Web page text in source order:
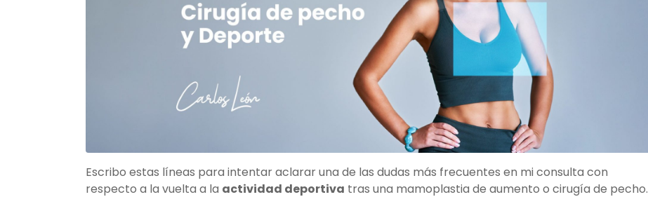
Escribo estas líneas para intentar aclarar una de las dudas más frecuentes en mi consulta con
respecto a la vuelta a la actividad deportiva tras una mamoplastia de aumento o cirugía de pecho.